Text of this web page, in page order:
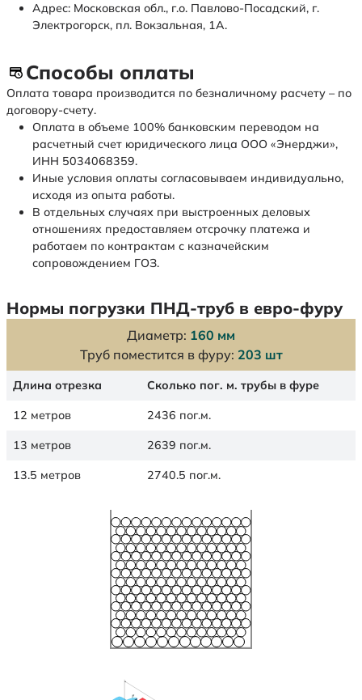
Адрес: Московская обл., г.о. Павлово-Посадский, г.
Электрогорск, пл. Вокзальная, 1А.
Способы оплаты
Оплата товара производится по безналичному расчету – по
договору-счету.
Оплата в объеме 100% банковским переводом на
расчетный счет юридического лица ООО «Энерджи»,
ИНН 5034068359.
Иные условия оплаты согласовываем индивидуально,
исходя из опыта работы.
В отдельных случаях при выстроенных деловых
отношениях предоставляем отсрочку платежа и
работаем по контрактам с казначейским
сопровождением ГОЗ.
Нормы погрузки ПНД-труб в евро-фуру
Диаметр: 160 мм
Труб поместится в фуру: 203 шт
Длина отрезка Сколько пог. м. трубы в фуре
12 метров 2436 пог.м.
13 метров 2639 пог.м.
13.5 метров 2740.5 пог.м.